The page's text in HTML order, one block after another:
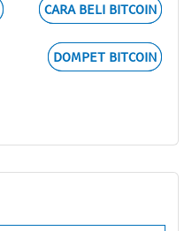
CARA BELI BITCOIN
DOMPET BITCOIN